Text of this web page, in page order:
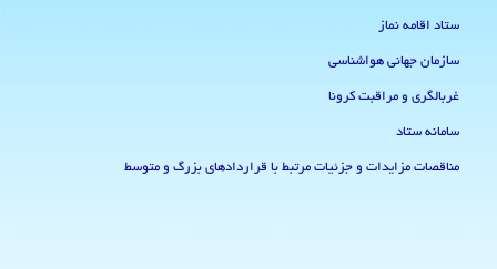
ستاد اقامه نماز
سازمان جهانی هواشناسی
غربالگری و مراقبت کرونا
سامانه ستاد
مناقصات مزایدات و جزئیات مرتبط با قراردادهای بزرگ و متوسط